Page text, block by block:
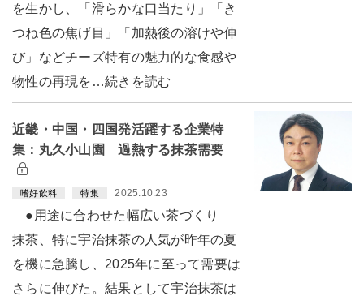
を生かし、「滑らかな口当たり」「き
つね色の焦げ目」「加熱後の溶けや伸
び」などチーズ特有の魅力的な食感や
物性の再現を…続きを読む
近畿・中国・四国発活躍する企業特
集：丸久小山園 過熱する抹茶需要
嗜好飲料 特集 2025.10.23
●用途に合わせた幅広い茶づくり
抹茶、特に宇治抹茶の人気が昨年の夏
を機に急騰し、2025年に至って需要は
さらに伸びた。結果として宇治抹茶は